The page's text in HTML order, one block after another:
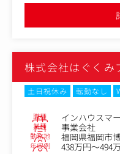
グラフィックデザイン
で一貫して携わってい
・フェアやキャンペーン
・キャンペーンの企画
・Webサイト・バナー
株式会社はぐくみ
土日祝休み 転勤なし
職種 インハウスマ
業種 事業会社
勤務地 福岡県福岡市
年収例
438万円～494